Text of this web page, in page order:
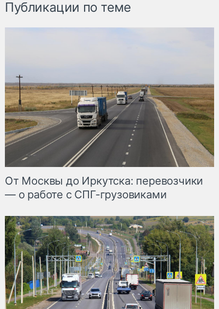
Публикации по теме
От Москвы до Иркутска: перевозчики
— о работе с СПГ-грузовиками